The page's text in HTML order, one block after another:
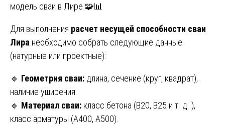
модель сваи в Лире 🧩📊
Для выполнения расчет несущей способности сваи
Лира необходимо собрать следующие данные
(натурные или проектные):
🔹 Геометрия сваи: длина, сечение (круг, квадрат),
наличие уширения.
🔹 Материал сваи: класс бетона (B20, B25 и т. д. ),
класс арматуры (A400, A500).